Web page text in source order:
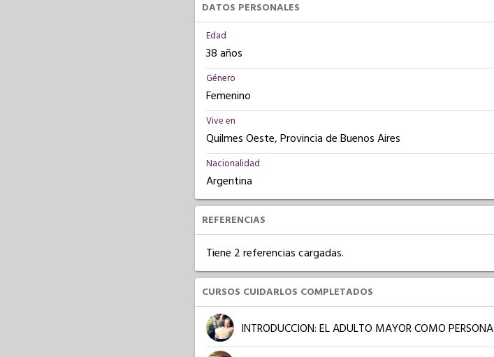
DATOS PERSONALES
Edad
38 años
Género
Femenino
Vive en
Quilmes Oeste, Provincia de Buenos Aires
Nacionalidad
Argentina
REFERENCIAS
Tiene 2 referencias cargadas.
CURSOS CUIDARLOS COMPLETADOS
INTRODUCCION: EL ADULTO MAYOR COMO PERSONA